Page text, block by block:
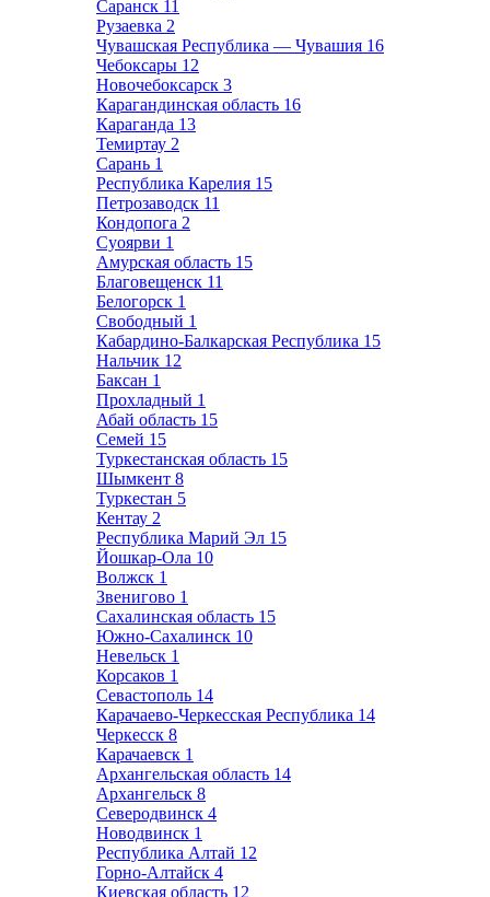
Саранск 11
Рузаевка 2
Чувашская Республика — Чувашия 16
Чебоксары 12
Новочебоксарск 3
Карагандинская область 16
Караганда 13
Темиртау 2
Сарань 1
Республика Карелия 15
Петрозаводск 11
Кондопога 2
Суоярви 1
Амурская область 15
Благовещенск 11
Белогорск 1
Свободный 1
Кабардино-Балкарская Республика 15
Нальчик 12
Баксан 1
Прохладный 1
Абай область 15
Семей 15
Туркестанская область 15
Шымкент 8
Туркестан 5
Кентау 2
Республика Марий Эл 15
Йошкар-Ола 10
Волжск 1
Звенигово 1
Сахалинская область 15
Южно-Сахалинск 10
Невельск 1
Корсаков 1
Севастополь 14
Карачаево-Черкесская Республика 14
Черкесск 8
Карачаевск 1
Архангельская область 14
Архангельск 8
Северодвинск 4
Новодвинск 1
Республика Алтай 12
Горно-Алтайск 4
Киевская область 12